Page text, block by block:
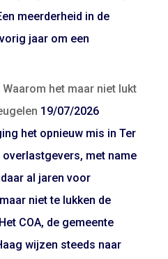
meerderheid in de
jaar om een
het maar niet lukt
19/07/2026
het opnieuw mis in Ter
overlastgevers, met name
al jaren voor
niet te lukken de
COA, de gemeente
wijzen steeds naar